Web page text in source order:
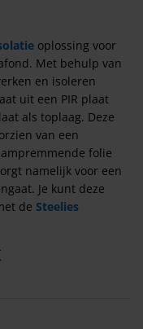
oplossing voor
Met behulp van
en isoleren
uit een PIR plaat
als toplaag. Deze
van een
folie
namelijk voor een
Je kunt deze
de Steelies